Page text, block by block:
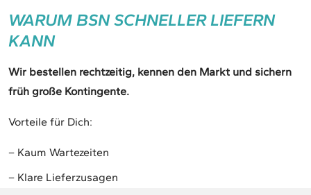
WARUM BSN SCHNELLER LIEFERN
KANN
Wir bestellen rechtzeitig, kennen den Markt und sichern
früh große Kontingente.
Vorteile für Dich:
– Kaum Wartezeiten
– Klare Lieferzusagen